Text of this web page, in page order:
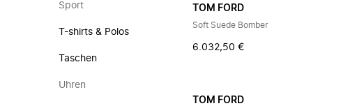
Sport
T-shirts & Polos
Taschen
Uhren
TOM FORD
Soft Suede Bomber
6.032,50 €
TOM FORD